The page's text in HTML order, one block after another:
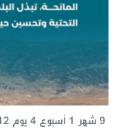
9 شهر 1 أسبوع 4 يوم 12 س 42 د 25 ث